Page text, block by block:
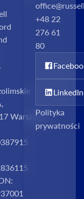
Warszawa
+48 22
276 61
80
LinkedIn
Polityka
prywatności